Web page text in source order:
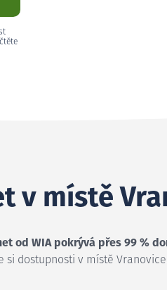
v místě
od WIA pokrývá přes 99 %
si dostupnosti v místě Vranovice.